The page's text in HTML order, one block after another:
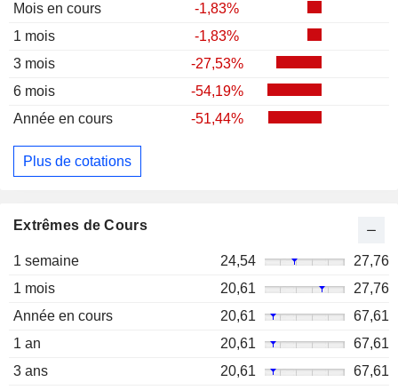
Mois en cours
-1,83%
1 mois
-1,83%
3 mois
-27,53%
6 mois
-54,19%
Année en cours
-51,44%
Plus de cotations
Extrêmes de Cours
1 semaine 24,54
27,76
1 mois
20,61
27,76
Année en cours
20,61
67,61
1 an
20,61
67,61
3 ans
20,61
67,61